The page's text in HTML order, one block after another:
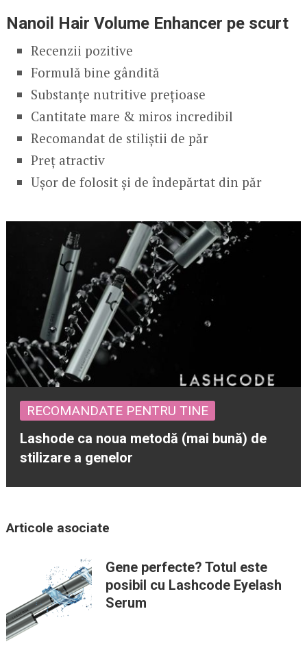
Nanoil Hair Volume Enhancer pe scurt
Recenzii pozitive
Formulă bine gândită
Substanțe nutritive prețioase
Cantitate mare & miros incredibil
Recomandat de stiliștii de păr
Preț atractiv
Ușor de folosit și de îndepărtat din păr
RECOMANDATE PENTRU TINE
Lashode ca noua metodă (mai bună) de
stilizare a genelor
Articole asociate
Gene perfecte? Totul este
posibil cu Lashcode Eyelash
Serum